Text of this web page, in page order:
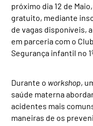
próximo dia 12 de
gratuito, mediante
de vagas disponíveis,
em parceria com o
Segurança infantil no
Durante o workshop,
saúde materna
acidentes mais
maneiras de os